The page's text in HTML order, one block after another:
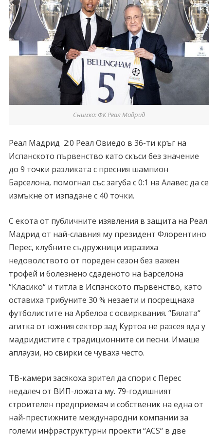
Снимка: ФК Реал Мадрид
Реал Мадрид 2:0 Реал Овиедо в 36-ти кръг на
Испанското първенство като скъси без значение
до 9 точки разликата с пресния шампион
Барселона, помогнал със загуба с 0:1 на Алавес да се
измъкне от изпадане с 40 точки.
С екота от публичните изявления в защита на Реал
Мадрид от най-славния му президент Флорентино
Перес, клубните съдружници изразиха
недоволството от пореден сезон без важен
трофей и болезнено сдаденото на Барселона
“Класико“ и титла в Испанското първенство, като
оставиха трибуните 30 % незаети и посрещнаха
футболистите на Арбелоа с освирквания. “Бялата“
агитка от южния сектор зад Куртоа не разсея яда у
мадридистите с традиционните си песни. Имаше
аплаузи, но свирки се чуваха често.
ТВ-камери засякоха зрител да спори с Перес
недалеч от ВИП-ложата му. 79-годишният
строителен предприемач и собственик на една от
най-престижните международни компании за
големи инфраструктурни проекти “АСS“ в две